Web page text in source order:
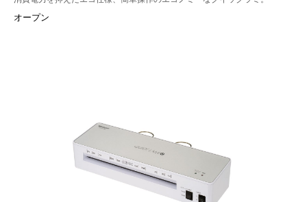
オープン